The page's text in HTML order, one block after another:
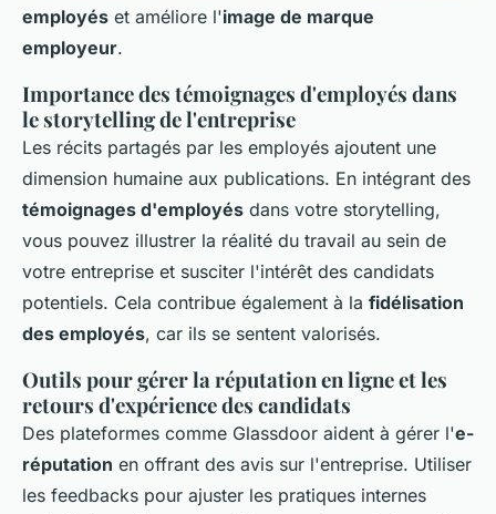
employés et améliore l'image de marque
employeur.
Importance des témoignages d'employés dans
le storytelling de l'entreprise
Les récits partagés par les employés ajoutent une
dimension humaine aux publications. En intégrant des
témoignages d'employés dans votre storytelling,
vous pouvez illustrer la réalité du travail au sein de
votre entreprise et susciter l'intérêt des candidats
potentiels. Cela contribue également à la fidélisation
des employés, car ils se sentent valorisés.
Outils pour gérer la réputation en ligne et les
retours d'expérience des candidats
Des plateformes comme Glassdoor aident à gérer l'e-
réputation en offrant des avis sur l'entreprise. Utiliser
les feedbacks pour ajuster les pratiques internes